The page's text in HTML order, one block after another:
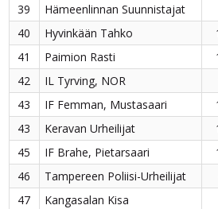
39
Hämeenlinnan Suunnistajat
40
Hyvinkään Tahko
41
Paimion Rasti
42
IL Tyrving, NOR
43
IF Femman, Mustasaari
43
Keravan Urheilijat
45
IF Brahe, Pietarsaari
46
Tampereen Poliisi-Urheilijat
47
Kangasalan Kisa